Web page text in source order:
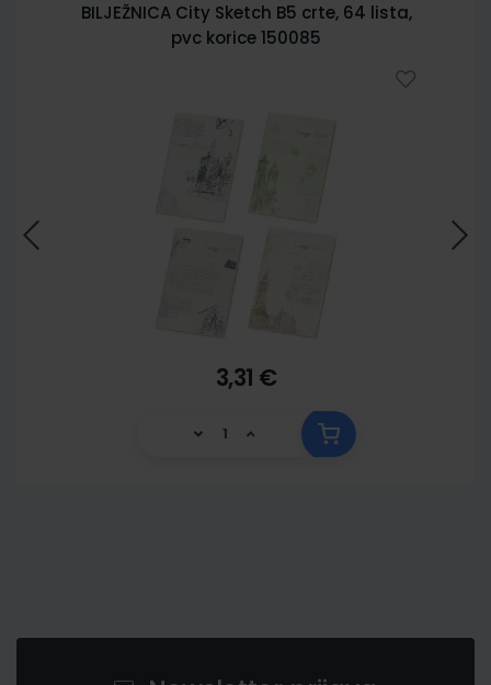
BILJEŽNICA City Sketch B5 crte, 64 lista,
pvc korice 150085
3,31 €